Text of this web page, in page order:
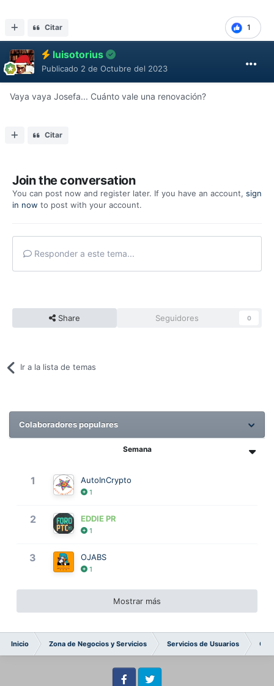
1
Citar
luisotorius
Publicado 2 de Octubre del 2023
Vaya vaya Josefa... Cuánto vale una renovación?
Citar
Join the conversation
You can post now and register later. If you have an account, sign
in now to post with your account.
Responder a este tema...
Share Seguidores 0
Ir a la lista de temas
Colaboradores populares
Semana
1 AutoInCrypto
1
2 EDDIE PR
1
3 OJABS
1
Mostrar más
Inicio Zona de Negocios y Servicios Servicios de Usuarios